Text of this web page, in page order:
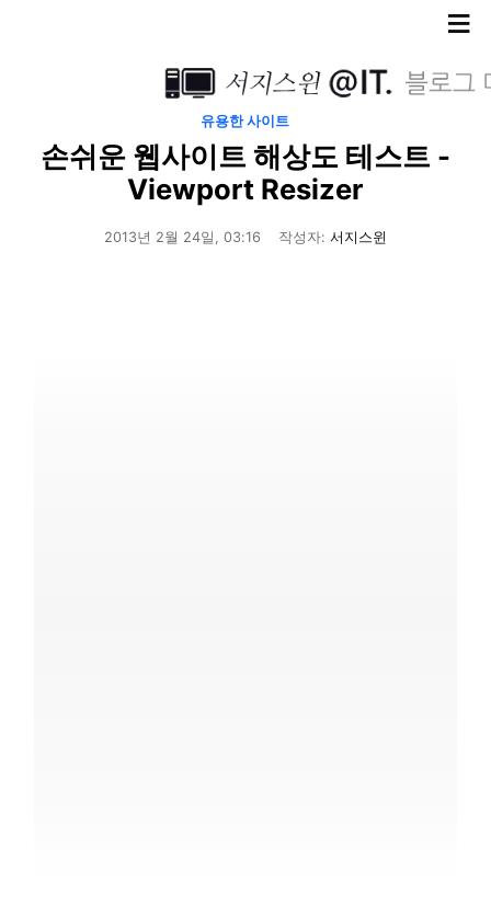
≡
유용한 사이트
손쉬운 웹사이트 해상도 테스트 -
Viewport Resizer
2013년 2월 24일, 03:16 작성자: 서지스윈